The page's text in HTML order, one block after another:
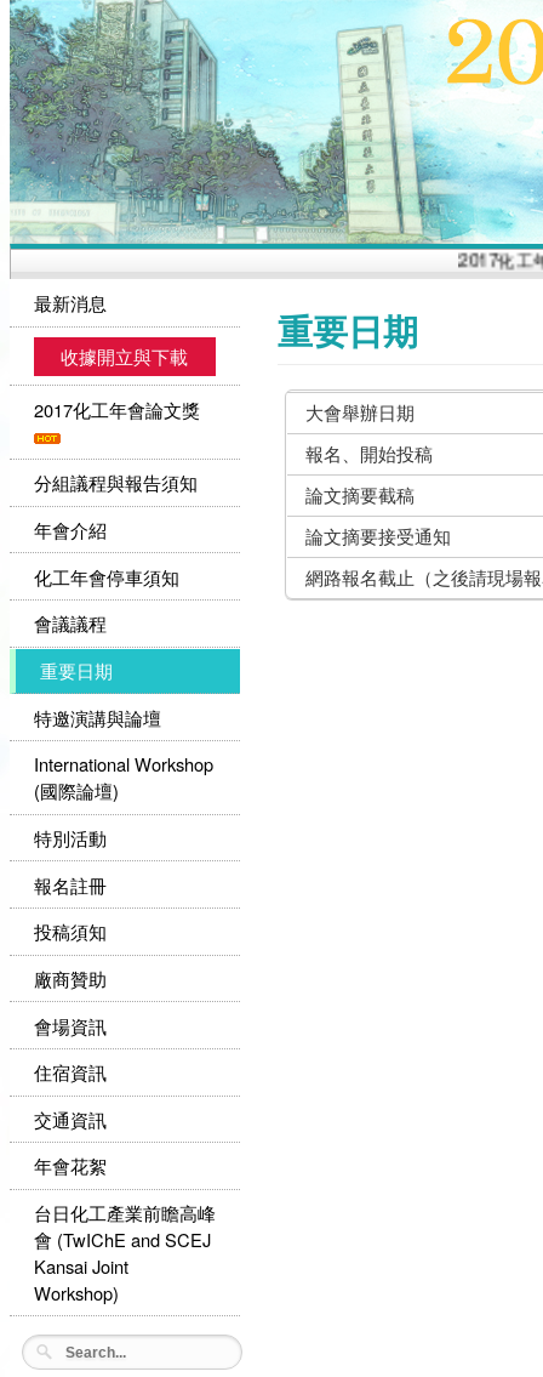
2017化工年
最新消息
收據開立與下載
2017化工年會論文獎
分組議程與報告須知
年會介紹
化工年會停車須知
會議議程
重要日期
特邀演講與論壇
International Workshop
(國際論壇)
特別活動
報名註冊
投稿須知
廠商贊助
會場資訊
住宿資訊
交通資訊
年會花絮
台日化工產業前瞻高峰
會 (TwIChE and SCEJ
Kansai Joint
Workshop)
重要日期
大會舉辦日期
報名、開始投稿
論文摘要截稿
論文摘要接受通知
網路報名截止（之後請現場